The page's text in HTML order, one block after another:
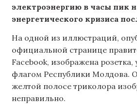
электроэнергию в часы пик
энергетического кризиса
На одной из иллюстраций,
официальной странице
Facebook, изображена розетка,
флагом Республики Молдова.
желтой полосе триколора
неправильно.